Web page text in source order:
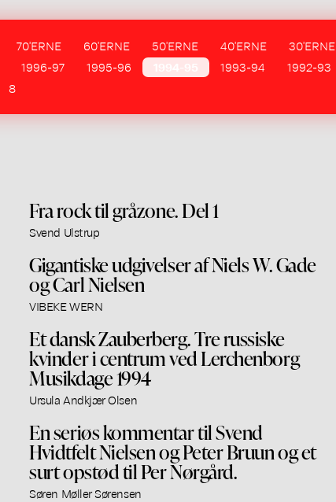
70'ERNE 60'ERNE 50'ERNE 40'ERNE 30'ERNE
1996-97 1995-96 1993-94 1992-93
8
Fra rock til gråzone. Del 1
Svend Ulstrup
Gigantiske udgivelser af Niels W. Gade
og Carl Nielsen
VIBEKE WERN
Et dansk Zauberberg. Tre russiske
kvinder i centrum ved Lerchenborg
Musikdage 1994
Ursula Andkjær Olsen
En seriøs kommentar til Svend
Hvidtfelt Nielsen og Peter Bruun og et
surt opstød til Per Nørgård.
Søren Møller Sørensen